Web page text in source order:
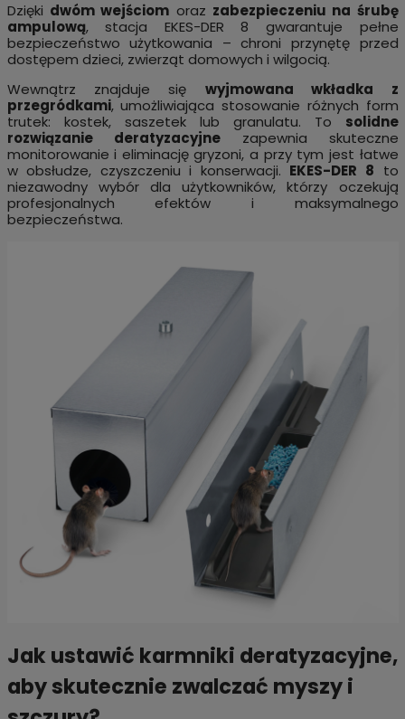
Dzięki dwóm wejściom oraz zabezpieczeniu na śrubę
ampulową, stacja EKES-DER 8 gwarantuje pełne
bezpieczeństwo użytkowania – chroni przynętę przed
dostępem dzieci, zwierząt domowych i wilgocią.
Wewnątrz znajduje się wyjmowana wkładka z
przegródkami, umożliwiająca stosowanie różnych form
trutek: kostek, saszetek lub granulatu. To solidne
rozwiązanie deratyzacyjnezapewnia skuteczne
monitorowanie i eliminację gryzoni, a przy tym jest łatwe
w obsłudze, czyszczeniu i konserwacji. EKES-DER 8 to
niezawodny wybór dla użytkowników, którzy oczekują
profesjonalnych efektów i maksymalnego
bezpieczeństwa.
Jak ustawić karmniki deratyzacyjne,
aby skutecznie zwalczać myszy i